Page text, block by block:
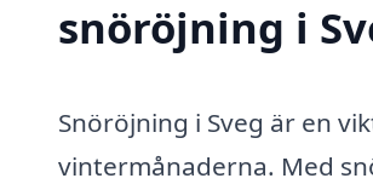
snöröjning i
Snöröjning i Sveg är en
vintermånaderna. Med